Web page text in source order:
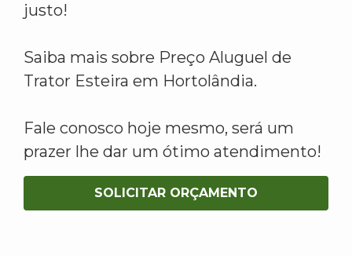
justo!
Saiba mais sobre Preço Aluguel de
Trator Esteira em Hortolândia.
Fale conosco hoje mesmo, será um
prazer lhe dar um ótimo atendimento!
SOLICITAR ORÇAMENTO